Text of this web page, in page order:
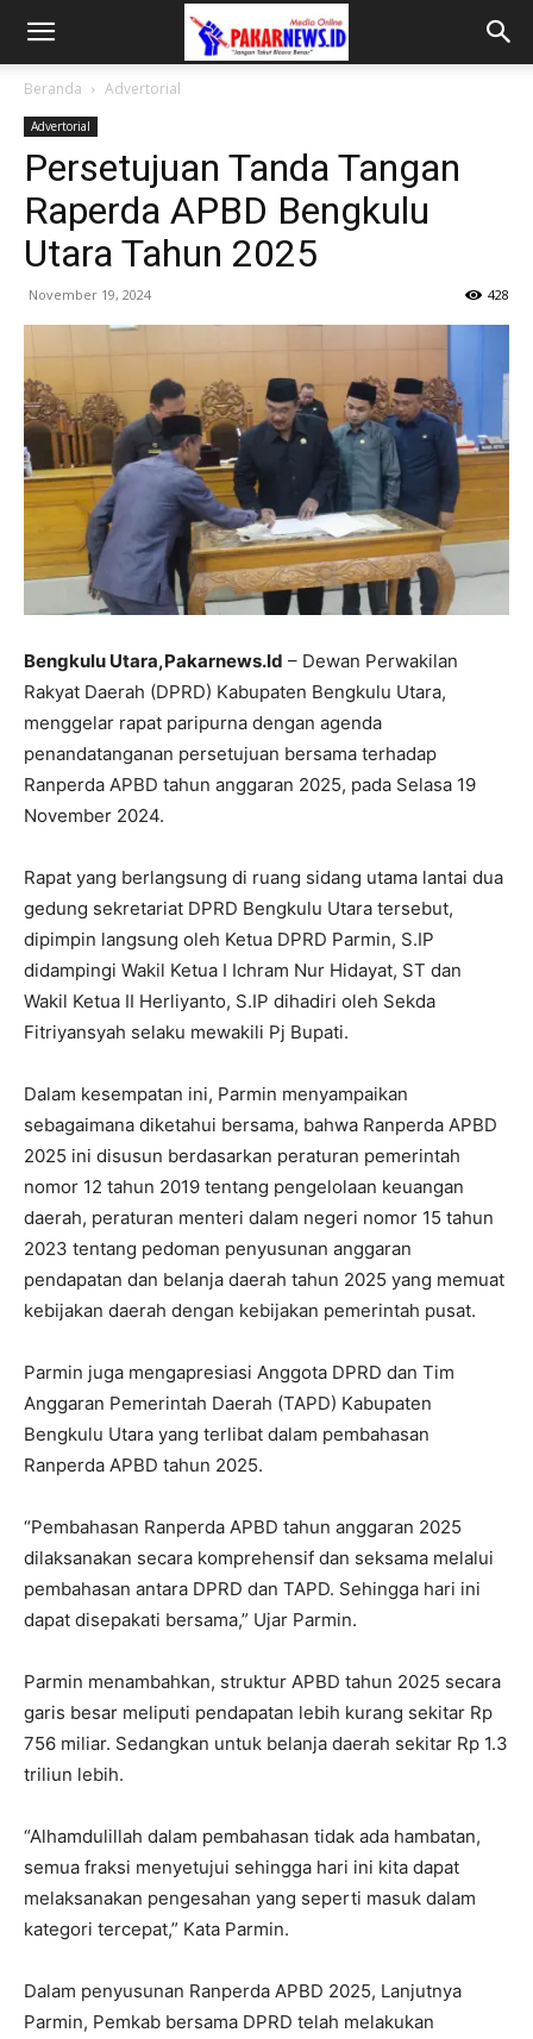
Beranda Advertorial
Advertorial
Persetujuan Tanda Tangan
Raperda APBD Bengkulu
Utara Tahun 2025
November 19, 2024 428
Bengkulu Utara,Pakarnews.Id – Dewan Perwakilan
Rakyat Daerah (DPRD) Kabupaten Bengkulu Utara,
menggelar rapat paripurna dengan agenda
penandatanganan persetujuan bersama terhadap
Ranperda APBD tahun anggaran 2025, pada Selasa 19
November 2024.
Rapat yang berlangsung di ruang sidang utama lantai dua
gedung sekretariat DPRD Bengkulu Utara tersebut,
dipimpin langsung oleh Ketua DPRD Parmin, S.IP
didampingi Wakil Ketua I Ichram Nur Hidayat, ST dan
Wakil Ketua II Herliyanto, S.IP dihadiri oleh Sekda
Fitriyansyah selaku mewakili Pj Bupati.
Dalam kesempatan ini, Parmin menyampaikan
sebagaimana diketahui bersama, bahwa Ranperda APBD
2025 ini disusun berdasarkan peraturan pemerintah
nomor 12 tahun 2019 tentang pengelolaan keuangan
daerah, peraturan menteri dalam negeri nomor 15 tahun
2023 tentang pedoman penyusunan anggaran
pendapatan dan belanja daerah tahun 2025 yang memuat
kebijakan daerah dengan kebijakan pemerintah pusat.
Parmin juga mengapresiasi Anggota DPRD dan Tim
Anggaran Pemerintah Daerah (TAPD) Kabupaten
Bengkulu Utara yang terlibat dalam pembahasan
Ranperda APBD tahun 2025.
“Pembahasan Ranperda APBD tahun anggaran 2025
dilaksanakan secara komprehensif dan seksama melalui
pembahasan antara DPRD dan TAPD. Sehingga hari ini
dapat disepakati bersama,” Ujar Parmin.
Parmin menambahkan, struktur APBD tahun 2025 secara
garis besar meliputi pendapatan lebih kurang sekitar Rp
756 miliar. Sedangkan untuk belanja daerah sekitar Rp 1.3
triliun lebih.
“Alhamdulillah dalam pembahasan tidak ada hambatan,
semua fraksi menyetujui sehingga hari ini kita dapat
melaksanakan pengesahan yang seperti masuk dalam
kategori tercepat,” Kata Parmin.
Dalam penyusunan Ranperda APBD 2025, Lanjutnya
Parmin, Pemkab bersama DPRD telah melakukan